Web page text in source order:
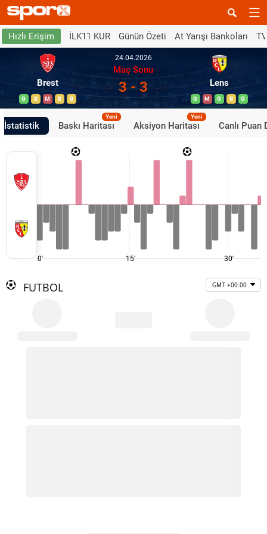
Hızlı Erişim İLK11 KUR Günün Özeti At Yarışı Bankoları
Brest
G B M B B
24.04.2026
Maç Sonu
3 - 3 Lens
G M G B G
İstatistik Baskı Haritası
Yeni
Aksiyon Haritası
Yeni
Canlı Puan
0' 15' 30'
FUTBOL GMT +00:00